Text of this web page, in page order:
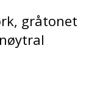
gråtonet